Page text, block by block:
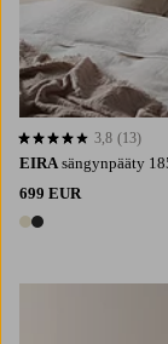
EIRA sängynpääty
699 EUR
2 värejä
3,8 perustuen 13
3,8 (13)